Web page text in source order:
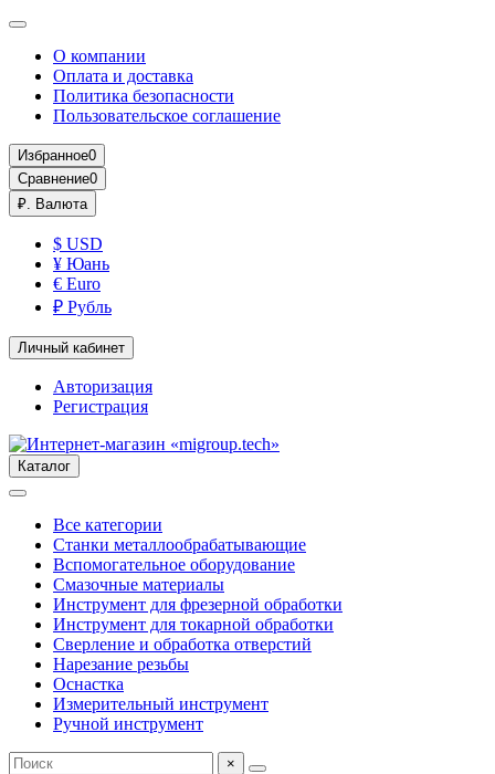
О компании
Оплата и доставка
Политика безопасности
Пользовательское соглашение
Избранное0
Сравнение0
₽. Валюта
$ USD
¥ Юань
€ Euro
₽ Рубль
Личный кабинет
Авторизация
Регистрация
Каталог
Все категории
Станки металлообрабатывающие
Вспомогательное оборудование
Смазочные материалы
Инструмент для фрезерной обработки
Инструмент для токарной обработки
Сверление и обработка отверстий
Нарезание резьбы
Оснастка
Измерительный инструмент
Ручной инструмент
×